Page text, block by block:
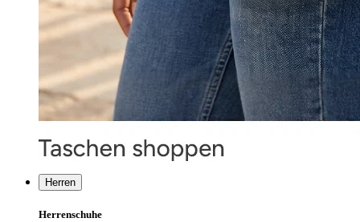
Herren
Herrenschuhe